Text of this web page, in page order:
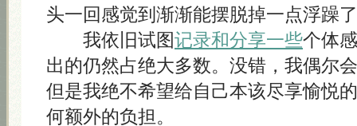
头一回感觉到渐渐能摆脱掉一点浮躁
我依旧试图记录和分享一些个体
出的仍然占绝大多数。没错，我偶尔
但是我绝不希望给自己本该尽享愉悦
何额外的负担。